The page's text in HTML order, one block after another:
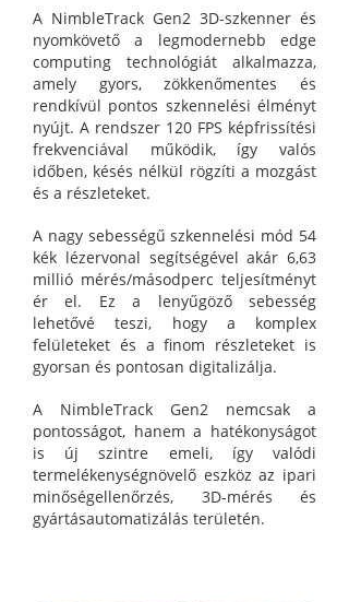
A NimbleTrack Gen2 3D-szkenner és
nyomkövető a legmodernebb edge
computing technológiát alkalmazza,
amely gyors, zökkenőmentes és
rendkívül pontos szkennelési élményt
nyújt. A rendszer 120 FPS képfrissítési
frekvenciával működik, így valós
időben, késés nélkül rögzíti a mozgást
és a részleteket.
A nagy sebességű szkennelési mód 54
kék lézervonal segítségével akár 6,63
millió mérés/másodperc teljesítményt
ér el. Ez a lenyűgöző sebesség
lehetővé teszi, hogy a komplex
felületeket és a finom részleteket is
gyorsan és pontosan digitalizálja.
A NimbleTrack Gen2 nemcsak a
pontosságot, hanem a hatékonyságot
is új szintre emeli, így valódi
termelékenységnövelő eszköz az ipari
minőségellenőrzés, 3D-mérés és
gyártásautomatizálás területén.